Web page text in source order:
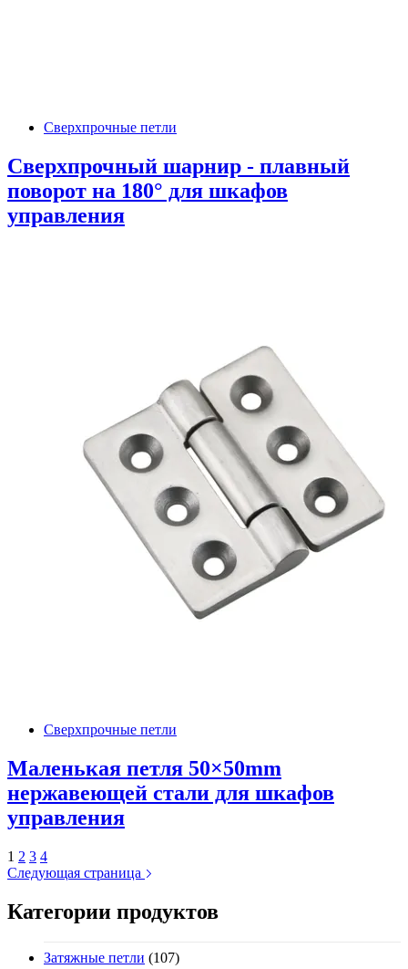
Сверхпрочные петли
Сверхпрочный шарнир - плавный
поворот на 180° для шкафов
управления
Сверхпрочные петли
Маленькая петля 50×50mm
нержавеющей стали для шкафов
управления
1 2 3 4
Следующая страница
Категории продуктов
Затяжные петли (107)